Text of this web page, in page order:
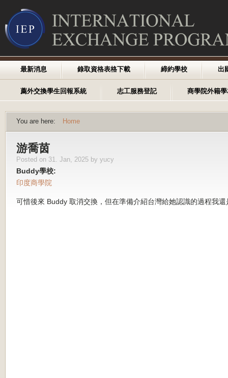
最新消息 錄取資格表格下載 締約學校 出
薦外交換學生回報系統 志工服務登記 商學院外籍
You are here: Home
游喬茵
Posted on 31. Jan, 2025 by yucy
Buddy學校:
印度商學院
可惜後來 Buddy 取消交換，但在準備介紹台灣給她認識的過程我